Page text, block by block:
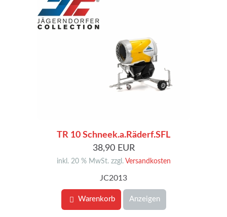
TR 10 Schneek.a.Räderf.SFL
38,90 EUR
inkl. 20 % MwSt. zzgl. Versandkosten
JC2013
Warenkorb Anzeigen